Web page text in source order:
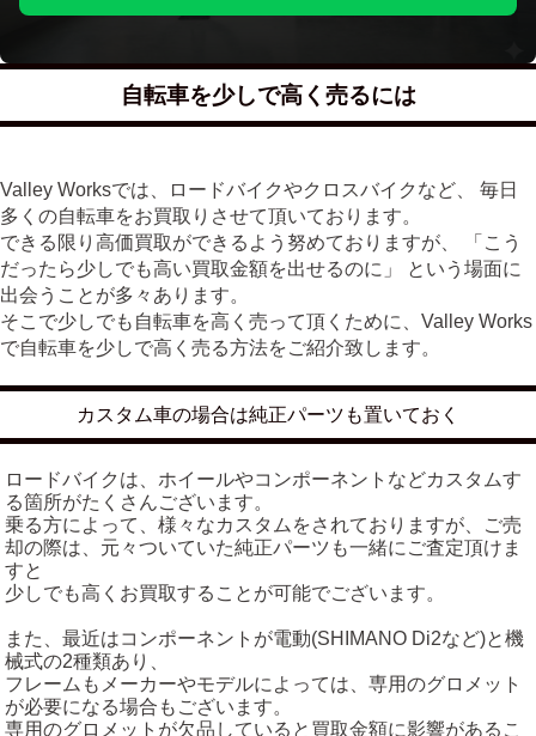
自転車を少しで高く売るには
Valley Worksでは、ロードバイクやクロスバイクなど、 毎日
多くの自転車をお買取りさせて頂いております。
できる限り高価買取ができるよう努めておりますが、 「こう
だったら少しでも高い買取金額を出せるのに」 という場面に
出会うことが多々あります。
そこで少しでも自転車を高く売って頂くために、Valley Works
で自転車を少しで高く売る方法をご紹介致します。
カスタム車の場合は純正パーツも置いておく
ロードバイクは、ホイールやコンポーネントなどカスタムす
る箇所がたくさんございます。
乗る方によって、様々なカスタムをされておりますが、ご売
却の際は、元々ついていた純正パーツも一緒にご査定頂けま
すと
少しでも高くお買取することが可能でございます。
また、最近はコンポーネントが電動(SHIMANO Di2など)と機
械式の2種類あり、
フレームもメーカーやモデルによっては、専用のグロメット
が必要になる場合もございます。
専用のグロメットが欠品していると買取金額に影響があるこ